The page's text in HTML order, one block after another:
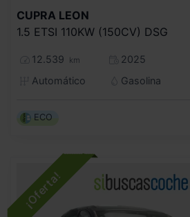
CUPRA LEON
1.5 ETSI 110KW (150CV) DSG
12.539 km
2025
Automático
Gasolina
ECO